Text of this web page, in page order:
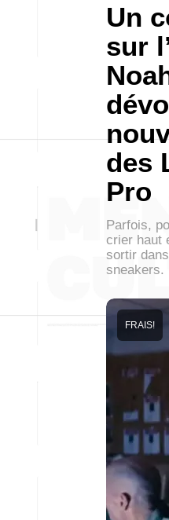
Un
sur
des
Pro
Parfois,
crier haut
sortir
sneakers.
FRAIS!